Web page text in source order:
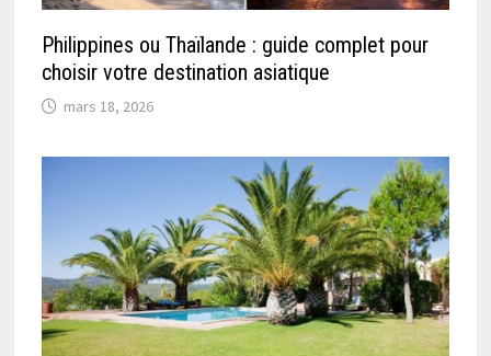
Philippines ou Thaïlande : guide complet pour
choisir votre destination asiatique
mars 18, 2026